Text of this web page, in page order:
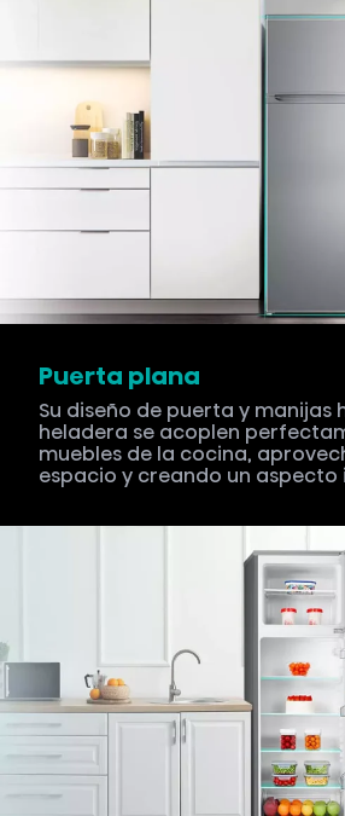
Puerta plana
Su diseño de puerta y manijas
heladera se acoplen
muebles de la cocina,
espacio y creando un